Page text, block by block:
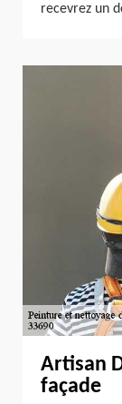
recevrez un
Artisan
façade